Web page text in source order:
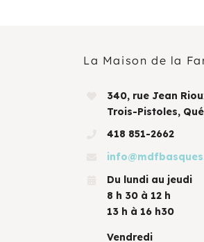
La Maison de la
340, rue Jean
Trois-Pistoles,
418 851-2662
Du lundi au jeudi
8 h 30 à 12 h
13 h à 16 h30
Vendredi